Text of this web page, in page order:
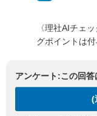
〈理社AIチェ
グポイントは付
アンケート:この回答
(